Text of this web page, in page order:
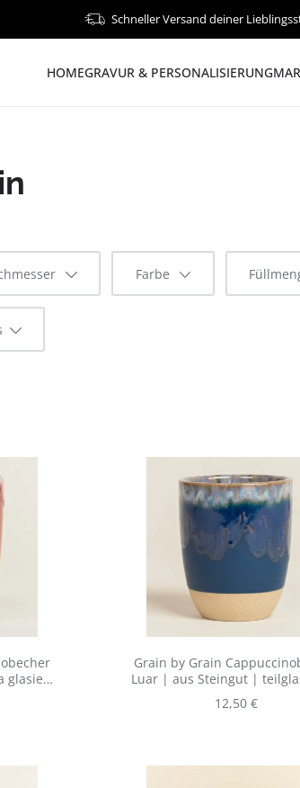
Schneller Versand deiner
HOMEGRAVUR & PERSONALISIERUNG
Farbe
glasiert
Grain by Grain
Luar | aus Steingut |
blau
Regulärer Preis:
12,50 €